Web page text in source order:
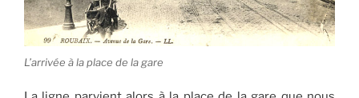
L’arrivée à la place de la gare